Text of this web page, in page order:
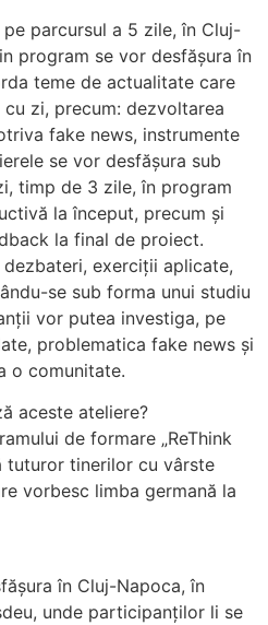
parcursul a 5 zile, în Cluj-
program se vor desfășura în
teme de actualitate care
zi, precum: dezvoltarea
fake news, instrumente
se vor desfășura sub
timp de 3 zile, în program
la început, precum și
la final de proiect.
exerciții aplicate,
se sub forma unui studiu
vor putea investiga, pe
problematica fake news și
o comunitate.
aceste ateliere?
de formare „ReThink
tuturor tinerilor cu vârste
vorbesc limba germană la
în Cluj-Napoca, în
unde participanților li se